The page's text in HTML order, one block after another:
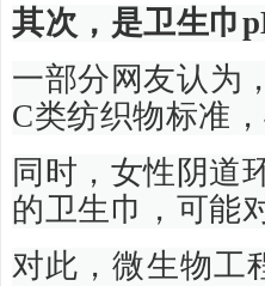
其次，是卫生巾
一部分网友认为
C类纺织物标准
同时，女性阴道
的卫生巾，可能
对此，微生物工